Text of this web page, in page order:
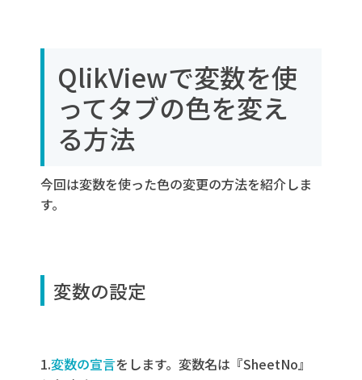
シートプロパティの編集
QlikViewで変数を使
ってタブの色を変え
る方法
今回は変数を使った色の変更の方法を紹介しま
す。
変数の設定
1.変数の宣言をします。変数名は『SheetNo』